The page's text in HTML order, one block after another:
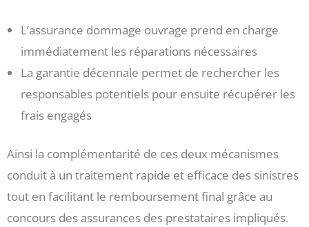
L’assurance dommage ouvrage prend en charge
immédiatement les réparations nécessaires
La garantie décennale permet de rechercher les
responsables potentiels pour ensuite récupérer les
frais engagés
Ainsi la complémentarité de ces deux mécanismes
conduit à un traitement rapide et efficace des sinistres
tout en facilitant le remboursement final grâce au
concours des assurances des prestataires impliqués.